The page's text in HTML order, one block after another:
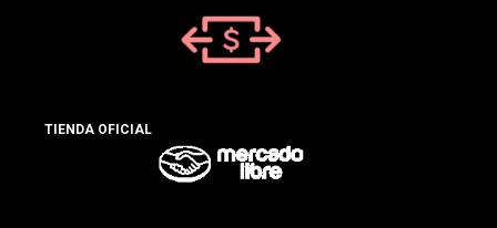
TIENDA OFICIAL